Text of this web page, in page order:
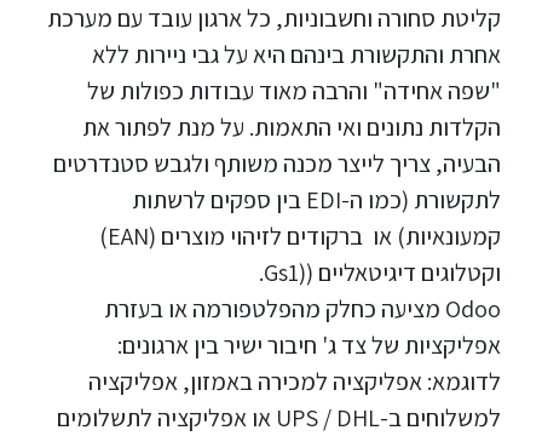
קליטת סחורה וחשבוניות, כל ארגון עובד עם מערכת
אחרת והתקשורת בינהם היא על גבי ניירות ללא
"שפה אחידה" והרבה מאוד עבודות כפולות של
הקלדות נתונים ואי התאמות. על מנת לפתור את
הבעיה, צריך לייצר מכנה משותף ולגבש סטנדרטים
לתקשורת (כמו ה-EDI בין ספקים לרשתות
קמעונאיות) או ברקודים לזיהוי מוצרים (EAN)
וקטלוגים דיגיטאליים ((Gs1.
Odoo מציעה כחלק מהפלטפורמה או בעזרת
אפליקציות של צד ג' חיבור ישיר בין ארגונים:
לדוגמא: אפליקציה למכירה באמזון, אפליקציה
למשלוחים ב-UPS / DHL או אפליקציה לתשלומים